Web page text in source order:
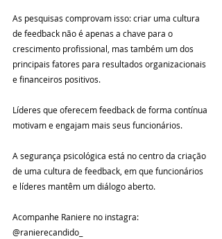
As pesquisas comprovam isso: criar uma cultura
de feedback não é apenas a chave para o
crescimento profissional, mas também um dos
principais fatores para resultados organizacionais
e financeiros positivos.
Líderes que oferecem feedback de forma contínua
motivam e engajam mais seus funcionários.
A segurança psicológica está no centro da criação
de uma cultura de feedback, em que funcionários
e líderes mantêm um diálogo aberto.
Acompanhe Raniere no instagra:
@ranierecandido_